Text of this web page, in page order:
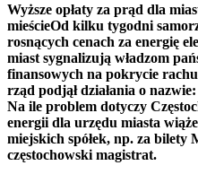
Wyższe opłaty za prąd dla
mieścieOd kilku tygodni
rosnących cenach za energię
miast sygnalizują władzom
finansowych na pokrycie
rząd podjął działania o
Na ile problem dotyczy
energii dla urzędu miasta
miejskich spółek, np. za bilety
częstochowski magistrat.